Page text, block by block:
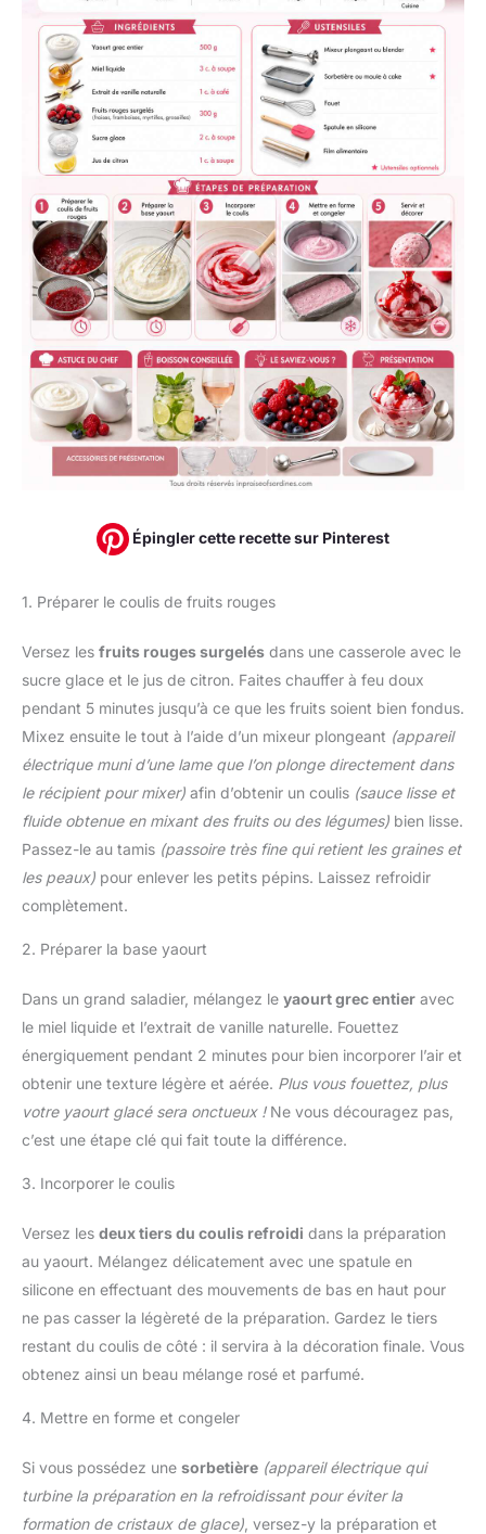
Épingler cette recette sur Pinterest
1. Préparer le coulis de fruits rouges
Versez les fruits rouges surgelés dans une casserole avec le
sucre glace et le jus de citron. Faites chauffer à feu doux
pendant 5 minutes jusqu’à ce que les fruits soient bien fondus.
Mixez ensuite le tout à l’aide d’un mixeur plongeant (appareil
électrique muni d’une lame que l’on plonge directement dans
le récipient pour mixer) afin d’obtenir un coulis (sauce lisse et
fluide obtenue en mixant des fruits ou des légumes) bien lisse.
Passez-le au tamis (passoire très fine qui retient les graines et
les peaux) pour enlever les petits pépins. Laissez refroidir
complètement.
2. Préparer la base yaourt
Dans un grand saladier, mélangez le yaourt grec entier avec
le miel liquide et l’extrait de vanille naturelle. Fouettez
énergiquement pendant 2 minutes pour bien incorporer l’air et
obtenir une texture légère et aérée. Plus vous fouettez, plus
votre yaourt glacé sera onctueux !Ne vous découragez pas,
c’est une étape clé qui fait toute la différence.
3. Incorporer le coulis
Versez les deux tiers du coulis refroidi dans la préparation
au yaourt. Mélangez délicatement avec une spatule en
silicone en effectuant des mouvements de bas en haut pour
ne pas casser la légèreté de la préparation. Gardez le tiers
restant du coulis de côté : il servira à la décoration finale. Vous
obtenez ainsi un beau mélange rosé et parfumé.
4. Mettre en forme et congeler
Si vous possédez une sorbetière (appareil électrique qui
turbine la préparation en la refroidissant pour éviter la
formation de cristaux de glace) , versez-y la préparation et